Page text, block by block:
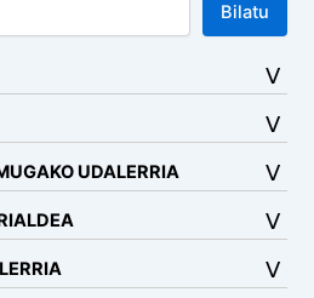
Bilatu
UDALERRIA